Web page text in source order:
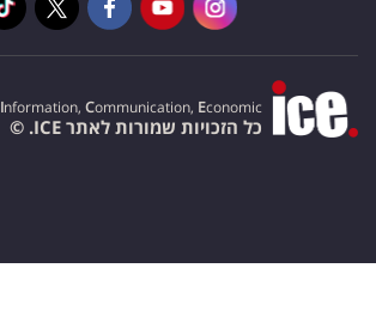
Information, Communication, Economic
כל הזכויות שמורות לאתר ICE. ©